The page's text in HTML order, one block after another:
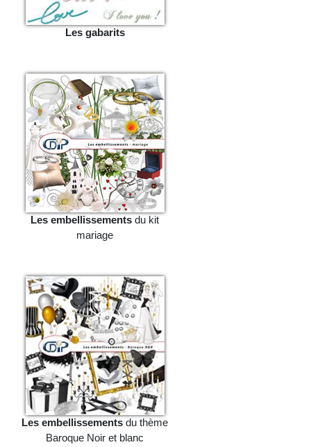
Les gabarits
Les embellissements du kit
mariage
Les embellissements du thème
Baroque Noir et blanc